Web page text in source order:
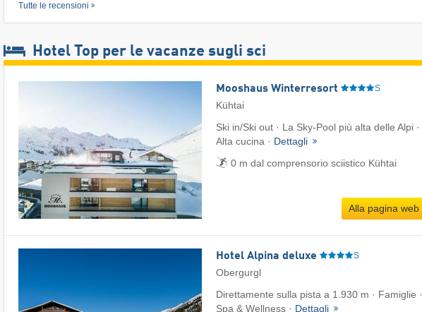
Tutte le recensioni
Hotel Top per le vacanze sugli sci
Mooshaus Winterresort S
Kühtai
Ski in/Ski out · La Sky-Pool più alta delle Alpi ·
Alta cucina · Dettagli
0 m dal comprensorio sciistico Kühtai
Alla pagina web
Hotel Alpina deluxe S
Obergurgl
Direttamente sulla pista a 1.930 m · Famiglie ·
Spa & Wellness · Dettagli